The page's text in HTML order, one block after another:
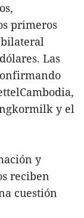
primeros
bilateral
Las
y el
y
reciben
cuestión